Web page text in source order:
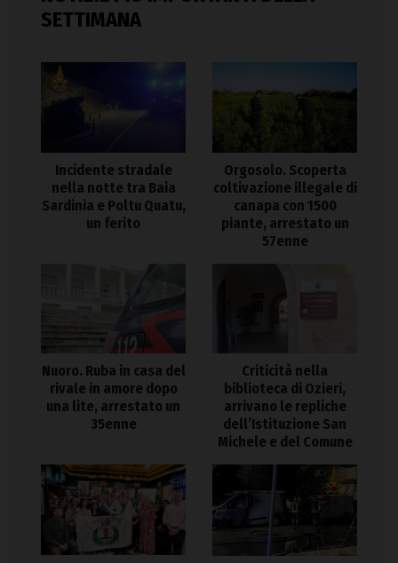
SETTIMANA
Incidente stradale
nella notte tra Baia
Sardinia e Poltu Quatu,
un ferito
Orgosolo. Scoperta
coltivazione illegale di
canapa con 1500
piante, arrestato un
57enne
Nuoro. Ruba in casa del
rivale in amore dopo
una lite, arrestato un
35enne
Criticità nella
biblioteca di Ozieri,
arrivano le repliche
dell’Istituzione San
Michele e del Comune